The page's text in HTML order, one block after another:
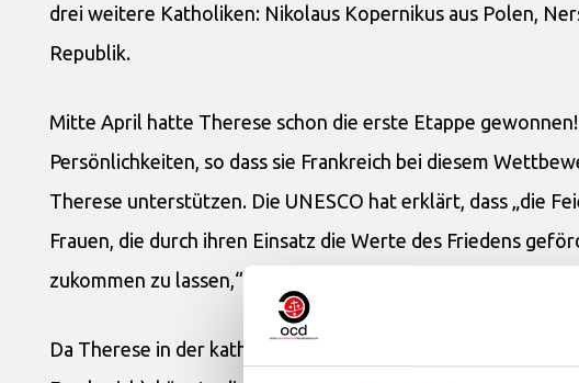
drei weitere Katholiken: Nikolaus Kopernikus aus Polen,
Republik.
Mitte April hatte Therese schon die erste Etappe
Persönlichkeiten, so dass sie Frankreich bei diesem
Therese unterstützen. Die UNESCO hat erklärt, dass „die
Frauen, die durch ihren Einsatz die Werte des Friedens
zukommen zu lassen,“
Da Therese in der katholischen Welt sehr bekannt ist